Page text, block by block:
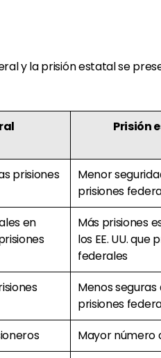
y la prisión estatal se
Prisión
prisiones
Menor
prisiones
en
Más prisiones
los EE. UU. que
federales
Menos seguras
prisiones
Mayor número